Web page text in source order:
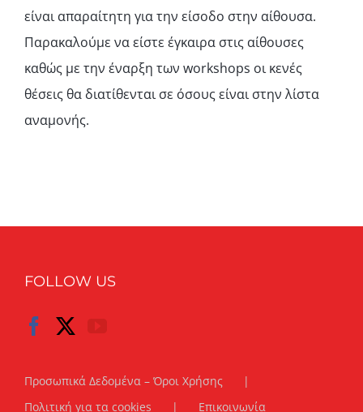
είναι απαραίτητη για την είσοδο στην αίθουσα.
Παρακαλούμε να είστε έγκαιρα στις αίθουσες
καθώς με την έναρξη των workshops οι κενές
θέσεις θα διατίθενται σε όσους είναι στην λίστα
αναμονής.
FOLLOW US
Προσωπικά Δεδομένα – Όροι Χρήσης
Πολιτική για τα cookies
Επικοινωνία